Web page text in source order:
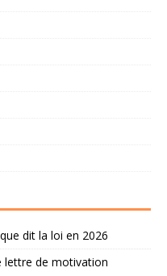
dit la loi en 2026
lettre de motivation